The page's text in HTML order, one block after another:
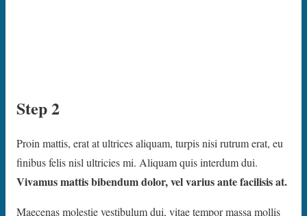
Step 2
Proin mattis, erat at ultrices aliquam, turpis nisi rutrum erat, eu
finibus felis nisl ultricies mi. Aliquam quis interdum dui.
Vivamus mattis bibendum dolor, vel varius ante facilisis at.
Maecenas molestie vestibulum dui, vitae tempor massa mollis